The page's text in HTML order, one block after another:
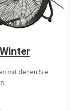
mit denen Sie